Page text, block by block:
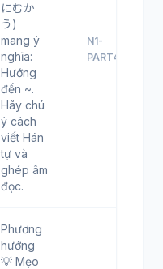
にむか
う)
mang ý
nghĩa:
Hướng
đến ~.
Hãy chú
ý cách
viết Hán
tự và
ghép âm
đọc.
N1-
PART4
Phương
hướng
💡 Mẹo